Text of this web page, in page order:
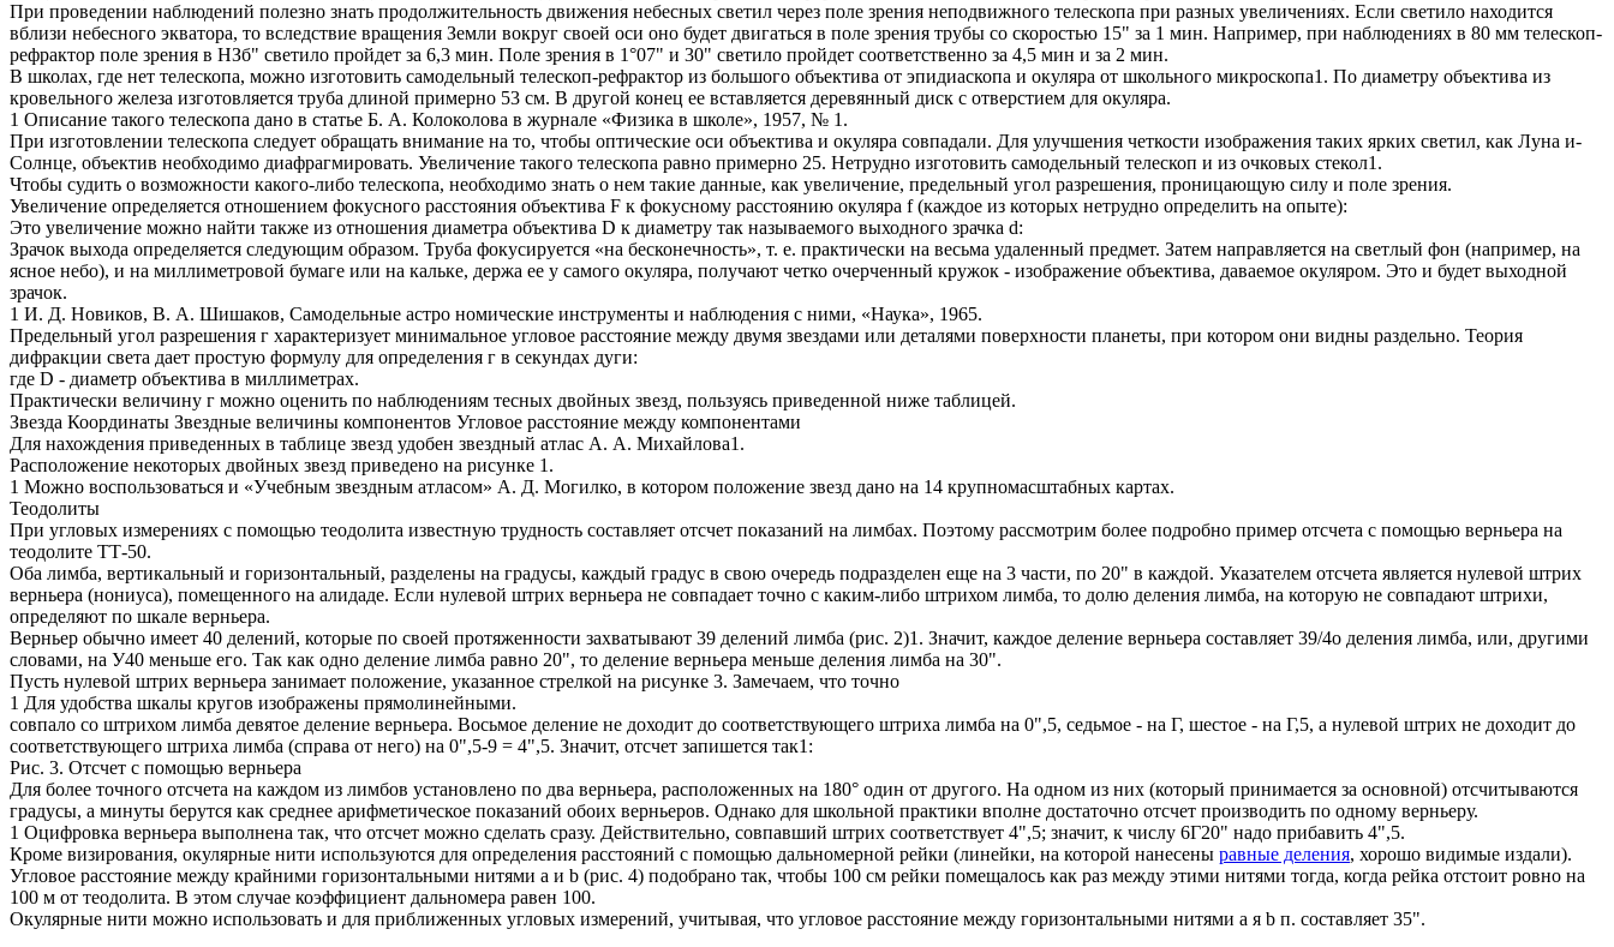
При проведении наблюдений полезно знать продолжительность движения небесных светил через поле зрения неподвижного телескопа при разных увеличениях. Если светило находится
вблизи небесного экватора, то вследствие вращения Земли вокруг своей оси оно будет двигаться в поле зрения трубы со скоростью 15" за 1 мин. Например, при наблюдениях в 80 мм телескоп-
рефрактор поле зрения в НЗб" светило пройдет за 6,3 мин. Поле зрения в 1°07" и 30" светило пройдет соответственно за 4,5 мин и за 2 мин.
В школах, где нет телескопа, можно изготовить самодельный телескоп-рефрактор из большого объектива от эпидиаскопа и окуляра от школьного микроскопа1. По диаметру объектива из
кровельного железа изготовляется труба длиной примерно 53 см. В другой конец ее вставляется деревянный диск с отверстием для окуляра.
1 Описание такого телескопа дано в статье Б. А. Колоколова в журнале «Физика в школе», 1957, № 1.
При изготовлении телескопа следует обращать внимание на то, чтобы оптические оси объектива и окуляра совпадали. Для улучшения четкости изображения таких ярких светил, как Луна и-
Солнце, объектив необходимо диафрагмировать. Увеличение такого телескопа равно примерно 25. Нетрудно изготовить самодельный телескоп и из очковых стекол1.
Чтобы судить о возможности какого-либо телескопа, необходимо знать о нем такие данные, как увеличение, предельный угол разрешения, проницающую силу и поле зрения.
Увеличение определяется отношением фокусного расстояния объектива F к фокусному расстоянию окуляра f (каждое из которых нетрудно определить на опыте):
Это увеличение можно найти также из отношения диаметра объектива D к диаметру так называемого выходного зрачка d:
Зрачок выхода определяется следующим образом. Труба фокусируется «на бесконечность», т. е. практически на весьма удаленный предмет. Затем направляется на светлый фон (например, на
ясное небо), и на миллиметровой бумаге или на кальке, держа ее у самого окуляра, получают четко очерченный кружок - изображение объектива, даваемое окуляром. Это и будет выходной
зрачок.
1 И. Д. Новиков, В. А. Шишаков, Самодельные астро номические инструменты и наблюдения с ними, «Наука», 1965.
Предельный угол разрешения г характеризует минимальное угловое расстояние между двумя звездами или деталями поверхности планеты, при котором они видны раздельно. Теория
дифракции света дает простую формулу для определения г в секундах дуги:
где D - диаметр объектива в миллиметрах.
Практически величину г можно оценить по наблюдениям тесных двойных звезд, пользуясь приведенной ниже таблицей.
Звезда Координаты Звездные величины компонентов Угловое расстояние между компонентами
Для нахождения приведенных в таблице звезд удобен звездный атлас А. А. Михайлова1.
Расположение некоторых двойных звезд приведено на рисунке 1.
1 Можно воспользоваться и «Учебным звездным атласом» А. Д. Могилко, в котором положение звезд дано на 14 крупномасштабных картах.
Теодолиты
При угловых измерениях с помощью теодолита известную трудность составляет отсчет показаний на лимбах. Поэтому рассмотрим более подробно пример отсчета с помощью верньера на
теодолите ТТ-50.
Оба лимба, вертикальный и горизонтальный, разделены на градусы, каждый градус в свою очередь подразделен еще на 3 части, по 20" в каждой. Указателем отсчета является нулевой штрих
верньера (нониуса), помещенного на алидаде. Если нулевой штрих верньера не совпадает точно с каким-либо штрихом лимба, то долю деления лимба, на которую не совпадают штрихи,
определяют по шкале верньера.
Верньер обычно имеет 40 делений, которые по своей протяженности захватывают 39 делений лимба (рис. 2)1. Значит, каждое деление верньера составляет 39/4о деления лимба, или, другими
словами, на У40 меньше его. Так как одно деление лимба равно 20", то деление верньера меньше деления лимба на 30".
Пусть нулевой штрих верньера занимает положение, указанное стрелкой на рисунке 3. Замечаем, что точно
1 Для удобства шкалы кругов изображены прямолинейными.
совпало со штрихом лимба девятое деление верньера. Восьмое деление не доходит до соответствующего штриха лимба на 0",5, седьмое - на Г, шестое - на Г,5, а нулевой штрих не доходит до
соответствующего штриха лимба (справа от него) на 0",5-9 = 4",5. Значит, отсчет запишется так1:
Рис. 3. Отсчет с помощью верньера
Для более точного отсчета на каждом из лимбов установлено по два верньера, расположенных на 180° один от другого. На одном из них (который принимается за основной) отсчитываются
градусы, а минуты берутся как среднее арифметическое показаний обоих верньеров. Однако для школьной практики вполне достаточно отсчет производить по одному верньеру.
1 Оцифровка верньера выполнена так, что отсчет можно сделать сразу. Действительно, совпавший штрих соответствует 4",5; значит, к числу 6Г20" надо прибавить 4",5.
Кроме визирования, окулярные нити используются для определения расстояний с помощью дальномерной рейки (линейки, на которой нанесены равные деления, хорошо видимые издали).
Угловое расстояние между крайними горизонтальными нитями а и b (рис. 4) подобрано так, чтобы 100 см рейки помещалось как раз между этими нитями тогда, когда рейка отстоит ровно на
100 м от теодолита. В этом случае коэффициент дальномера равен 100.
Окулярные нити можно использовать и для приближенных угловых измерений, учитывая, что угловое расстояние между горизонтальными нитями а я b п. составляет 35".